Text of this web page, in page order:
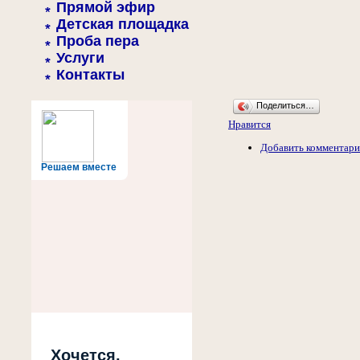
Прямой эфир
Детская площадка
Проба пера
Услуги
Контакты
Решаем вместе
Хочется,
Поделиться…
Нравится
Добавить